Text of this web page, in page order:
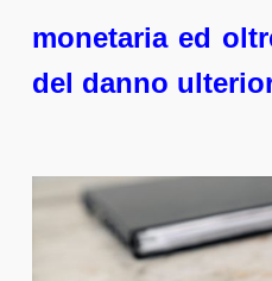
monetaria ed
del danno